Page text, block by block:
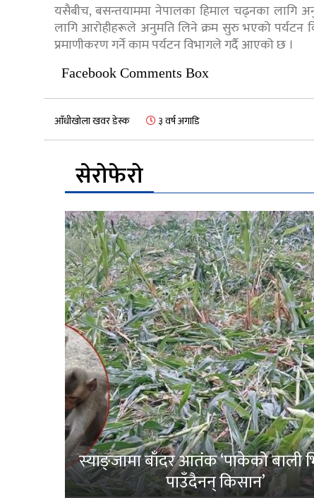
यसैबीच, बसन्तयाममा नेपालका हिमाल चढ्नका लागि
लागि आरोहीहरूले अनुमति लिने क्रम सुरु भएको पर्यटन
प्रमाणीकरण गर्ने काम पर्यटन विभागले गर्दै आएको छ ।
Facebook Comments Box
आँधीखोला खवर डेस्क ३ वर्ष अगाडि
सेरोफेरो
स्याङ्जामा बाँदर आतंक ‘पाकेको बाली
पाउँदैनन् किसान’